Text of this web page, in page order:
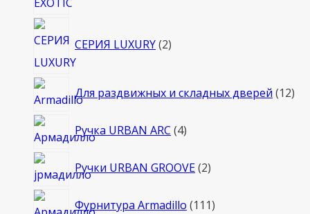
СЕРИЯ LUXURY 2товара
Для раздвижных и складных дверей 1212
Ручка URBAN ARC 44
Ручки URBAN GROOVE 22
Фурнитура Armadillo 111111